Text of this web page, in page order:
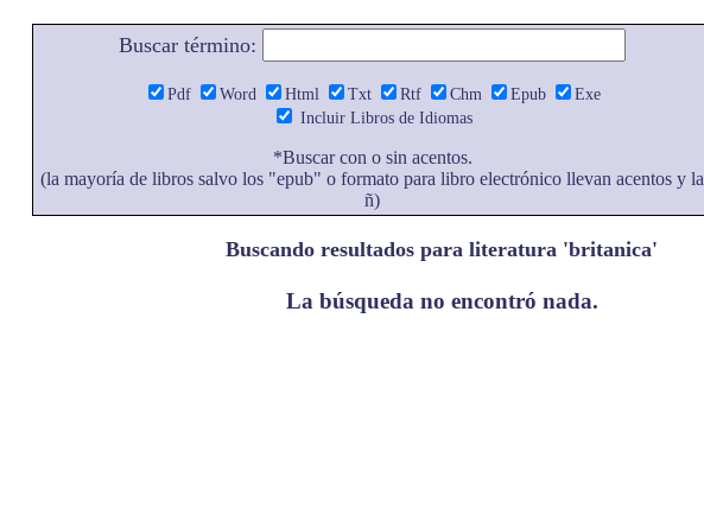
Buscar término:
Pdf Word Html Txt Rtf Chm Epub
Exe
Incluir Libros de Idiomas
*Buscar con o sin acentos.
(la mayoría de libros salvo los "epub" o formato para libro electrónico llevan acentos y la
ñ)
Buscando resultados para literatura 'britanica'
La búsqueda no encontró nada.